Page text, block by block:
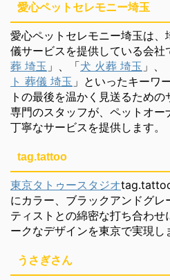
愛心ペットセレモニー埼玉
愛心ペットセレモニー埼玉は
儀サービスを提供している会社
葬 埼玉 」、「犬 火葬 埼玉 」、
ト 葬儀 埼玉 」といったキーワ
トの最後を温かく見送るための
専門のスタッフが、ペットオー
丁寧なサービスを提供します。
tag.tattoo
東京タトゥースタジオ
にカラー、ブラックアンドグ
ティストとの綿密な打ち合わ
ークなデザインを東京で実現し
うさぎさん